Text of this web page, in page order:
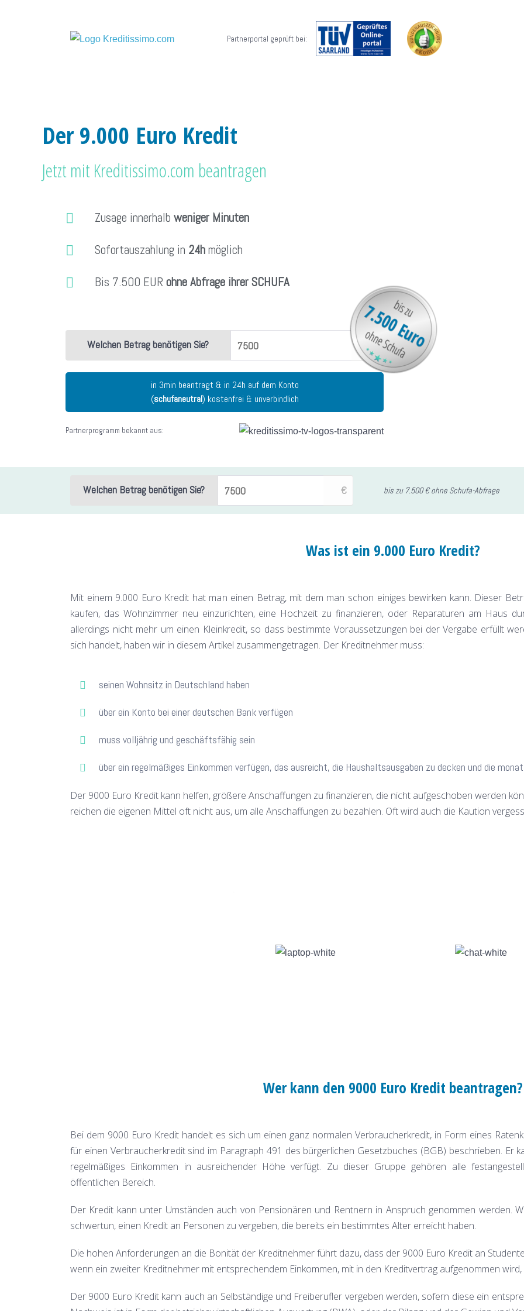
Partnerportal geprüft bei:
Der 9.000 Euro Kredit
Jetzt mitKreditissimo.com beantragen
Zusage innerhalb weniger Minuten
Sofortauszahlung in 24hmöglich
Bis 7.500 EURohne Abfrage ihrer SCHUFA
Welchen Betrag benötigen Sie? €
in 3min beantragt & in 24h auf dem Konto
(schufaneutral) kostenfrei & unverbindlich
Partnerprogramm bekannt aus:
Welchen Betrag benötigen Sie? € bis zu 7.500 € ohne Schufa-Abfrage
Was ist ein 9.000 Euro Kredit?
Mit einem 9.000 Euro Kredit hat man einen Betrag, mit dem man schon einiges bewirken kann. Dieser
kaufen, das Wohnzimmer neu einzurichten, eine Hochzeit zu finanzieren, oder Reparaturen am Haus
allerdings nicht mehr um einen Kleinkredit, so dass bestimmte Voraussetzungen bei der Vergabe erfüllt
sich handelt, haben wir in diesem Artikel zusammengetragen. Der Kreditnehmer muss:
seinen Wohnsitz in Deutschland haben
über ein Konto bei einer deutschen Bank verfügen
muss volljährig und geschäftsfähig sein
über ein regelmäßiges Einkommen verfügen, das ausreicht, die Haushaltsausgaben zu decken und die
Der 9000 Euro Kredit kann helfen, größere Anschaffungen zu finanzieren, die nicht aufgeschoben werden
reichen die eigenen Mittel oft nicht aus, um alle Anschaffungen zu bezahlen. Oft wird auch die Kaution
Wer kann den 9000 Euro Kredit beantragen?
Bei dem 9000 Euro Kredit handelt es sich um einen ganz normalen Verbraucherkredit, in Form eines
für einen Verbraucherkredit sind im Paragraph 491 des bürgerlichen Gesetzbuches (BGB) beschrieben. Er
regelmäßiges Einkommen in ausreichender Höhe verfügt. Zu dieser Gruppe gehören alle
öffentlichen Bereich.
Der Kredit kann unter Umständen auch von Pensionären und Rentnern in Anspruch genommen werden.
schwertun, einen Kredit an Personen zu vergeben, die bereits ein bestimmtes Alter erreicht haben.
Die hohen Anforderungen an die Bonität der Kreditnehmer führt dazu, dass der 9000 Euro Kredit an
wenn ein zweiter Kreditnehmer mit entsprechendem Einkommen, mit in den Kreditvertrag aufgenommen
Der 9000 Euro Kredit kann auch an Selbständige und Freiberufler vergeben werden, sofern diese ein